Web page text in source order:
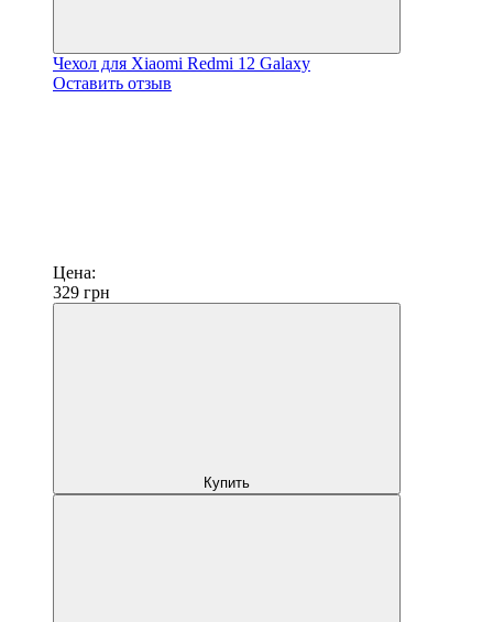
Чехол для Xiaomi Redmi 12 Galaxy
Оставить отзыв
Цена:
329 грн
Купить